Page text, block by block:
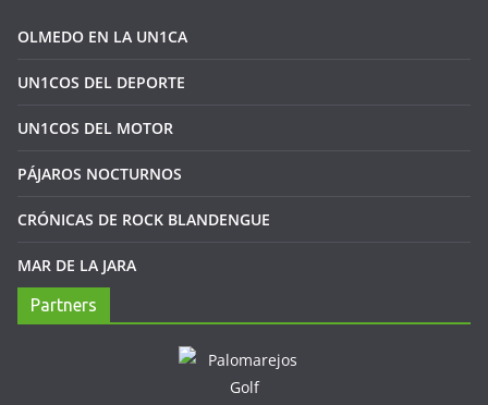
OLMEDO EN LA UN1CA
UN1COS DEL DEPORTE
UN1COS DEL MOTOR
PÁJAROS NOCTURNOS
CRÓNICAS DE ROCK BLANDENGUE
MAR DE LA JARA
Partners